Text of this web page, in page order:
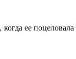
когда ее